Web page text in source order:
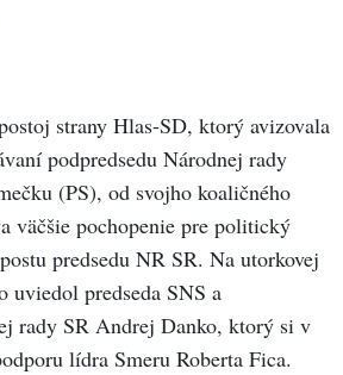
strany Hlas-SD, ktorý avizovala
podpredsedu Národnej rady
(PS), od svojho koaličného
väčšie pochopenie pre politický
predsedu NR SR. Na utorkovej
uviedol predseda SNS a
rady SR Andrej Danko, ktorý si v
lídra Smeru Roberta Fica.